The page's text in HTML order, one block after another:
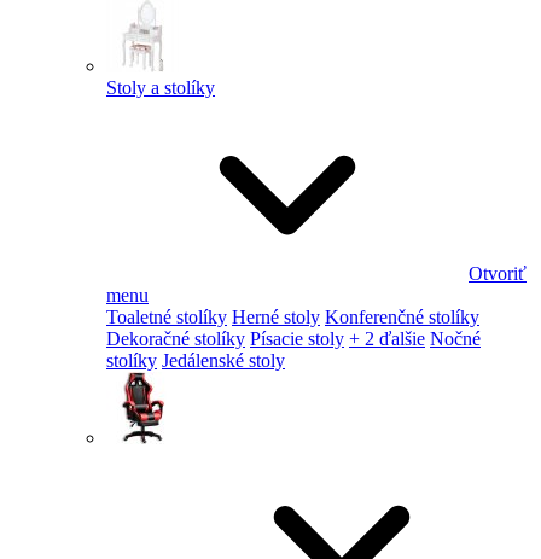
Stoly a stolíky
Otvoriť
menu
Toaletné stolíky Herné stoly Konferenčné stolíky
Dekoračné stolíky Písacie stoly + 2 ďalšie Nočné
stolíky Jedálenské stoly